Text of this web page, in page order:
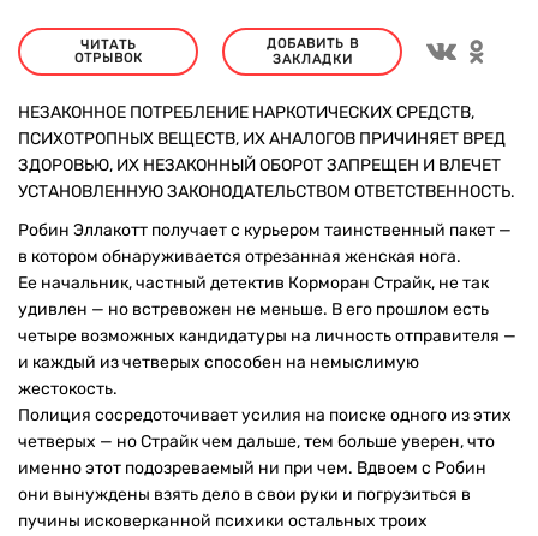
ЧИТАТЬ
ОТРЫВОК
ДОБАВИТЬ В
ЗАКЛАДКИ
НЕЗАКОННОЕ ПОТРЕБЛЕНИЕ НАРКОТИЧЕСКИХ СРЕДСТВ,
ПСИХОТРОПНЫХ ВЕЩЕСТВ, ИХ АНАЛОГОВ ПРИЧИНЯЕТ ВРЕД
ЗДОРОВЬЮ, ИХ НЕЗАКОННЫЙ ОБОРОТ ЗАПРЕЩЕН И ВЛЕЧЕТ
УСТАНОВЛЕННУЮ ЗАКОНОДАТЕЛЬСТВОМ ОТВЕТСТВЕННОСТЬ.
Робин Эллакотт получает с курьером таинственный пакет —
в котором обнаруживается отрезанная женская нога.
Ее начальник, частный детектив Корморан Страйк, не так
удивлен — но встревожен не меньше. В его прошлом есть
четыре возможных кандидатуры на личность отправителя —
и каждый из четверых способен на немыслимую
жестокость.
Полиция сосредоточивает усилия на поиске одного из этих
четверых — но Страйк чем дальше, тем больше уверен, что
именно этот подозреваемый ни при чем. Вдвоем с Робин
они вынуждены взять дело в свои руки и погрузиться в
пучины исковерканной психики остальных троих